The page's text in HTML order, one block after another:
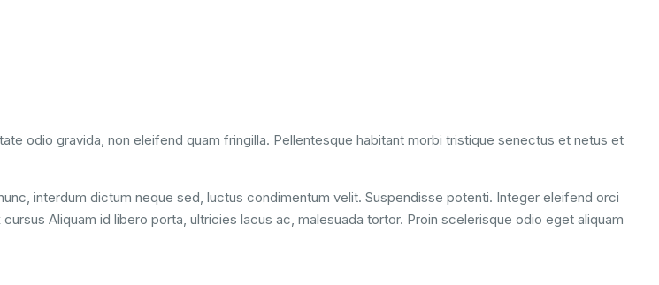
odio gravida, non eleifend quam fringilla. Pellentesque habitant morbi tristique senectus et netus et
interdum dictum neque sed, luctus condimentum velit. Suspendisse potenti. Integer eleifend orci
Aliquam id libero porta, ultricies lacus ac, malesuada tortor. Proin scelerisque odio eget aliquam